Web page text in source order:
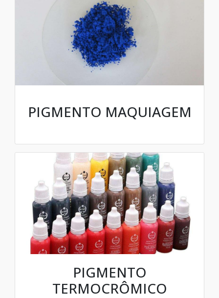
PIGMENTO MAQUIAGEM
PIGMENTO
TERMOCRÔMICO